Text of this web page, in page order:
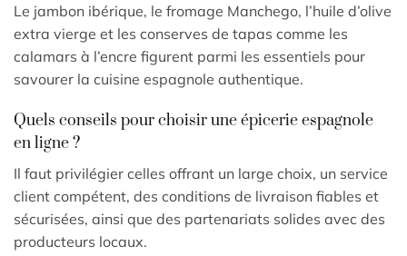
Le jambon ibérique, le fromage Manchego, l’huile d’olive
extra vierge et les conserves de tapas comme les
calamars à l’encre figurent parmi les essentiels pour
savourer la cuisine espagnole authentique.
Quels conseils pour choisir une épicerie espagnole
en ligne ?
Il faut privilégier celles offrant un large choix, un service
client compétent, des conditions de livraison fiables et
sécurisées, ainsi que des partenariats solides avec des
producteurs locaux.